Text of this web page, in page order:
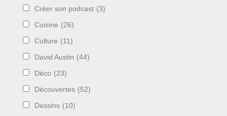
Créer son podcast (3)
Cuisine (26)
Culture (11)
David Austin (44)
Déco (23)
Découvertes (52)
Dessins (10)